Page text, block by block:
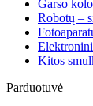
Garso
Robotų –
Kitos
Parduotuvė